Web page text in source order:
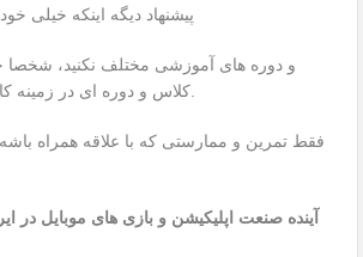
پیشنهاد دیگه اینکه خیلی
و دوره های آموزشی مختلف نکنید، شخصا
کلاس و دوره ای در زمینه کامپیوتر شرکت نکردم.
فقط تمرین و ممارستی که با علاقه همراه
آینده صنعت اپلیکیشن و بازی های موبایل در